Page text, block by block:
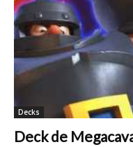
Decks
Deck de